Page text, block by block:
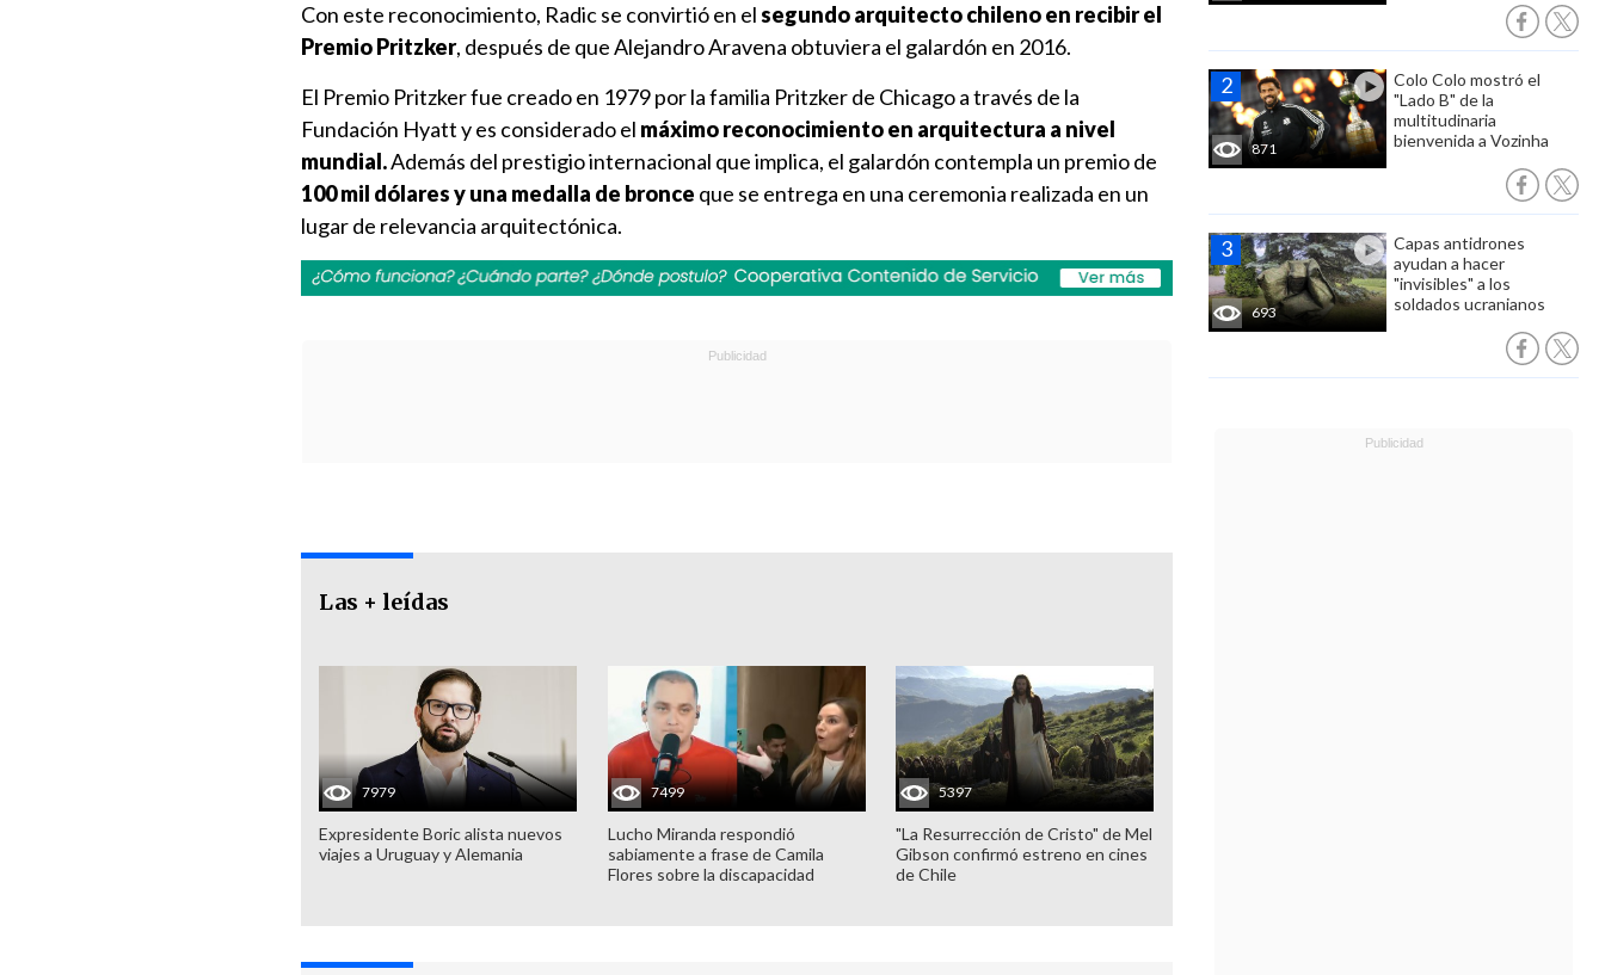
871
Colo Colo mostró el
"Lado B" de la
multitudinaria
bienvenida a Vozinha
693
Capas antidrones
ayudan a hacer
"invisibles" a los
soldados ucranianos
Con este reconocimiento, Radic se convirtió en elsegundo arquitecto chileno en recibir el
Premio Pritzker, después de que Alejandro Aravena obtuviera el galardón en 2016.
El Premio Pritzker fue creado en 1979 por la familia Pritzker de Chicago a través de la
Fundación Hyatt y es considerado el máximo reconocimiento en arquitectura a nivel
mundial.Además del prestigio internacional que implica, el galardón contempla un premio de
100 mil dólares y una medalla de bronce que se entrega en una ceremonia realizada en un
lugar de relevancia arquitectónica.
Las + leídas
7979
Expresidente Boric alista nuevos
viajes a Uruguay y Alemania
7499
Lucho Miranda respondió
sabiamente a frase de Camila
Flores sobre la discapacidad
5397
"La Resurrección de Cristo" de Mel
Gibson confirmó estreno en cines
de Chile